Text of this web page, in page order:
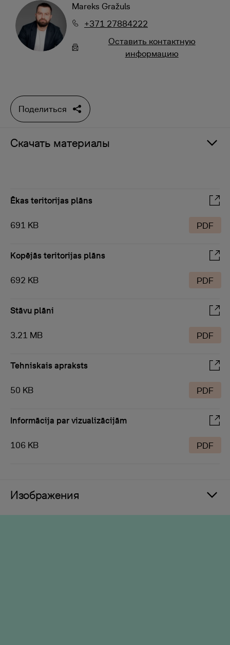
Mareks Gražuls
+371 27884222
Oставить контактную
информацию
Поделиться
Скачать материалы
Ēkas teritorijas plāns
691 KB PDF
Kopējās teritorijas plāns
692 KB PDF
Stāvu plāni
3.21 MB PDF
Tehniskais apraksts
50 KB PDF
Informācija par vizualizācijām
106 KB PDF
Изображения